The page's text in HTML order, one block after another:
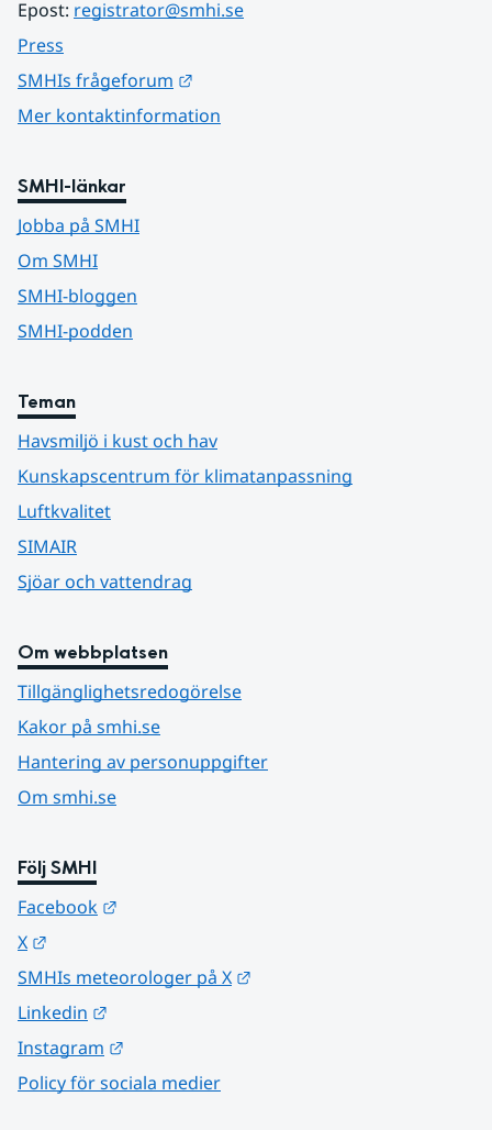
Epost: registrator@smhi.se
Press
SMHIs frågeforum
Mer kontaktinformation
SMHI-länkar
Jobba på SMHI
Om SMHI
SMHI-bloggen
SMHI-podden
Teman
Havsmiljö i kust och hav
Kunskapscentrum för klimatanpassning
Luftkvalitet
SIMAIR
Sjöar och vattendrag
Om webbplatsen
Tillgänglighetsredogörelse
Kakor på smhi.se
Hantering av personuppgifter
Om smhi.se
Följ SMHI
Facebook
X
SMHIs meteorologer på X
Linkedin
Instagram
Policy för sociala medier